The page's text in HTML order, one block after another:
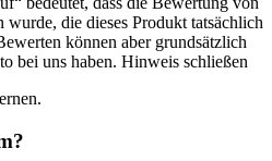
wurde, die dieses Produkt tatsächlich
können aber grundsätzlich
bei uns haben. Hinweis schließen